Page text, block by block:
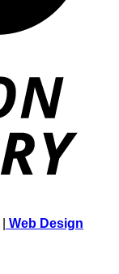
Web Design